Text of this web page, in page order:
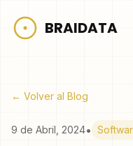
BRAIDATA
← Volver al Blog
9 de Abril, 2024•